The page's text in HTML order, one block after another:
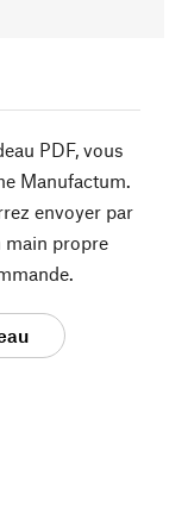
PDF, vous
Manufactum.
envoyer par
main propre